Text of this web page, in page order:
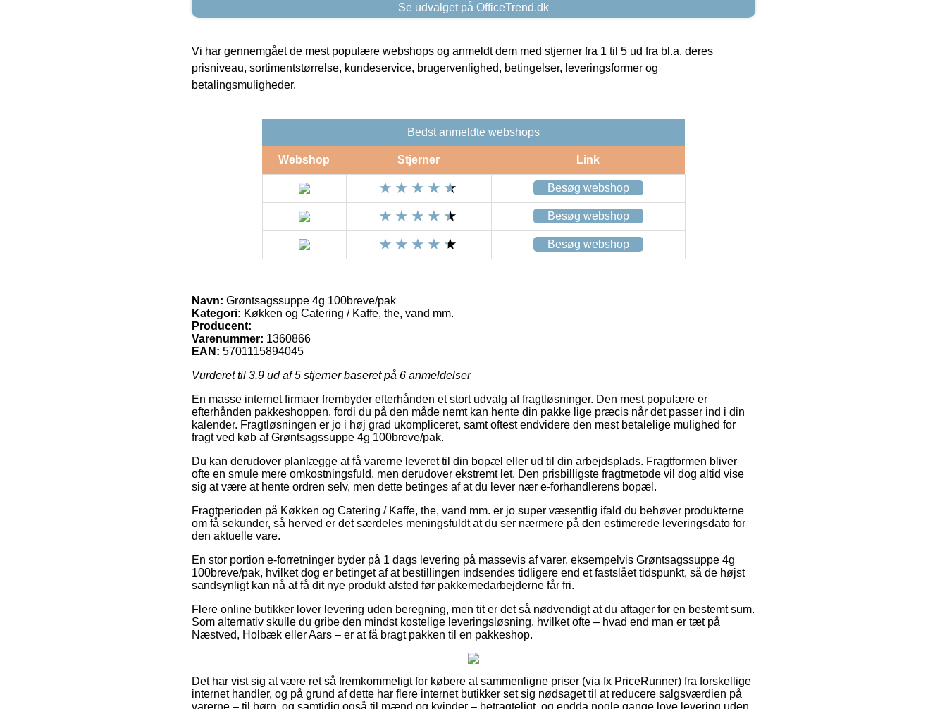
Se udvalget på OfficeTrend.dk
Vi har gennemgået de mest populære webshops og anmeldt dem med stjerner fra 1 til 5 ud fra bl.a. deres
prisniveau, sortimentstørrelse, kundeservice, brugervenlighed, betingelser, leveringsformer og
betalingsmuligheder.
Bedst anmeldte webshops
Webshop Stjerner Link
Besøg webshop
Besøg webshop
Besøg webshop
Navn: Grøntsagssuppe 4g 100breve/pak
Kategori: Køkken og Catering / Kaffe, the, vand mm.
Producent:
Varenummer: 1360866
EAN: 5701115894045
Vurderet til 3.9 ud af 5 stjerner baseret på 6 anmeldelser
En masse internet firmaer frembyder efterhånden et stort udvalg af fragtløsninger. Den mest populære er
efterhånden pakkeshoppen, fordi du på den måde nemt kan hente din pakke lige præcis når det passer ind i din
kalender. Fragtløsningen er jo i høj grad ukompliceret, samt oftest endvidere den mest betalelige mulighed for
fragt ved køb af Grøntsagssuppe 4g 100breve/pak.
Du kan derudover planlægge at få varerne leveret til din bopæl eller ud til din arbejdsplads. Fragtformen bliver
ofte en smule mere omkostningsfuld, men derudover ekstremt let. Den prisbilligste fragtmetode vil dog altid vise
sig at være at hente ordren selv, men dette betinges af at du lever nær e-forhandlerens bopæl.
Fragtperioden på Køkken og Catering / Kaffe, the, vand mm. er jo super væsentlig ifald du behøver produkterne
om få sekunder, så herved er det særdeles meningsfuldt at du ser nærmere på den estimerede leveringsdato for
den aktuelle vare.
En stor portion e-forretninger byder på 1 dags levering på massevis af varer, eksempelvis Grøntsagssuppe 4g
100breve/pak, hvilket dog er betinget af at bestillingen indsendes tidligere end et fastslået tidspunkt, så de højst
sandsynligt kan nå at få dit nye produkt afsted før pakkemedarbejderne får fri.
Flere online butikker lover levering uden beregning, men tit er det så nødvendigt at du aftager for en bestemt sum.
Som alternativ skulle du gribe den mindst kostelige leveringsløsning, hvilket ofte – hvad end man er tæt på
Næstved, Holbæk eller Aars – er at få bragt pakken til en pakkeshop.
Det har vist sig at være ret så fremkommeligt for købere at sammenligne priser (via fx PriceRunner) fra forskellige
internet handler, og på grund af dette har flere internet butikker set sig nødsaget til at reducere salgsværdien på
varerne – til børn, og samtidig også til mænd og kvinder – betragteligt, og endda nogle gange love levering uden